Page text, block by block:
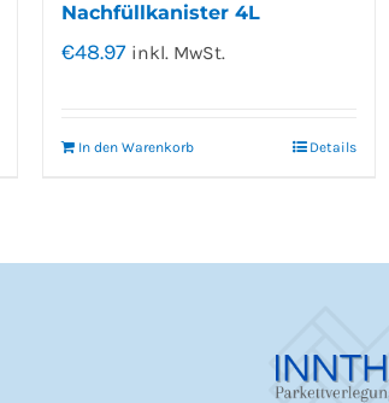
Nachfüllkanister 4L
€48.97 inkl. MwSt.
In den Warenkorb Details